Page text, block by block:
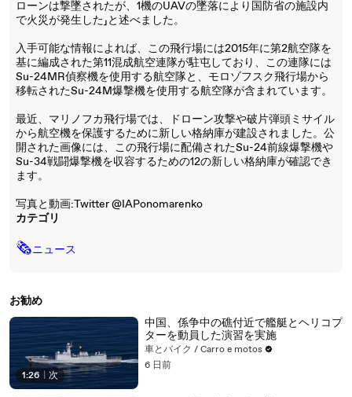
ローンは撃墜されたが、1機のUAVの墜落により国防省の施設内
で火災が発生した」と述べました。
入手可能な情報によれば、この飛行場には2015年に第2航空隊を
基に編成された第11混成航空連隊が駐屯しており、この連隊には
Su-24MR偵察機を使用する航空隊と、モロゾフスク飛行場から
移転されたSu-24M爆撃機を使用する航空隊が含まれています。
最近、マリノフカ飛行場では、ドローン攻撃や破片弾頭ミサイル
から航空機を保護するために新しい格納庫が建設されました。公
開された画像には、この飛行場に配備されたSu-24前線爆撃機や
Su-34戦闘爆撃機を収容するための12の新しい格納庫が確認でき
ます。
写真と動画:Twitter @IAPonomarenko
カテゴリ
🗞ニュース
お勧め
1:26 次
中国、係争中の礁付近で艦艇とヘリコプ
ターを動員した演習を実施
車とバイク / Carro e motos
6 日前